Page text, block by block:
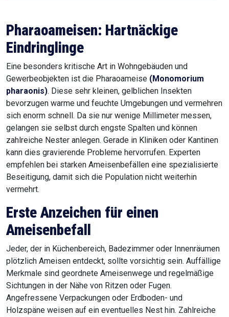
Pharaoameisen: Hartnäckige
Eindringlinge
Eine besonders kritische Art in Wohngebäuden und
Gewerbeobjekten ist die Pharaoameise (Monomorium
pharaonis). Diese sehr kleinen, gelblichen Insekten
bevorzugen warme und feuchte Umgebungen und vermehren
sich enorm schnell. Da sie nur wenige Millimeter messen,
gelangen sie selbst durch engste Spalten und können
zahlreiche Nester anlegen. Gerade in Kliniken oder Kantinen
kann dies gravierende Probleme hervorrufen. Experten
empfehlen bei starken Ameisenbefällen eine spezialisierte
Beseitigung, damit sich die Population nicht weiterhin
vermehrt.
Erste Anzeichen für einen
Ameisenbefall
Jeder, der in Küchenbereich, Badezimmer oder Innenräumen
plötzlich Ameisen entdeckt, sollte vorsichtig sein. Auffällige
Merkmale sind geordnete Ameisenwege und regelmäßige
Sichtungen in der Nähe von Ritzen oder Fugen.
Angefressene Verpackungen oder Erdboden- und
Holzspäne weisen auf ein eventuelles Nest hin. Zahlreiche